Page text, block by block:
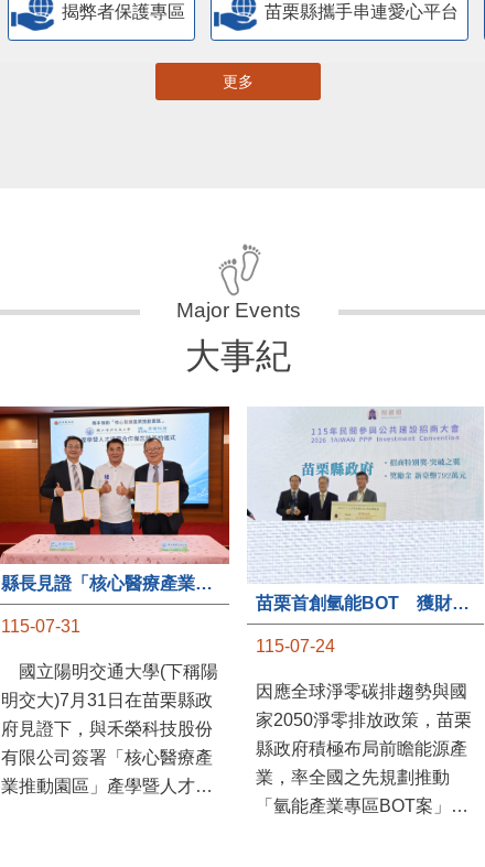
揭弊者保護專區 苗栗縣攜手串連愛心平台
更多
大事紀
縣長見證「核心醫療產業推動園區」產學合作簽約儀式
115-07-31
國立陽明交通大學(下稱陽
明交大)7月31日在苗栗縣政
府見證下，與禾榮科技股份
有限公司簽署「核心醫療產
業推動園區」產學暨人才培
苗栗首創氫能BOT 獲財政部「突破之翼」肯定
115-07-24
因應全球淨零碳排趨勢與國
家2050淨零排放政策，苗栗
縣政府積極布局前瞻能源產
業，率全國之先規劃推動
「氫能產業專區BOT案」，